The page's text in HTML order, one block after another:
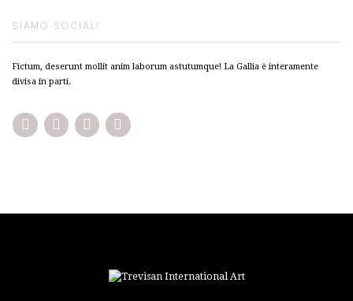
SIAMO SOCIAL!
Fictum, deserunt mollit anim laborum astutumque! La Gallia è interamente
divisa in parti.